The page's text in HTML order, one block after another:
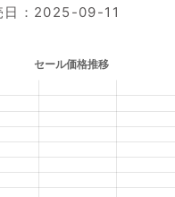
：2025-09-11